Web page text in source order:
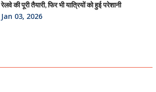
रेलवे की पूरी तैयारी, फिर भी यात्रियों को हुई परेशानी
Jan 03, 2026